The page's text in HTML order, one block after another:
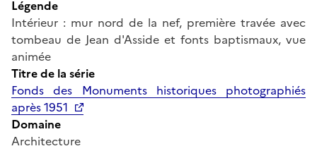
Légende
Intérieur : mur nord de la nef, première travée avec
tombeau de Jean d'Asside et fonts baptismaux, vue
animée
Titre de la série
Fonds des Monuments historiques photographiés
après 1951
Domaine
Architecture